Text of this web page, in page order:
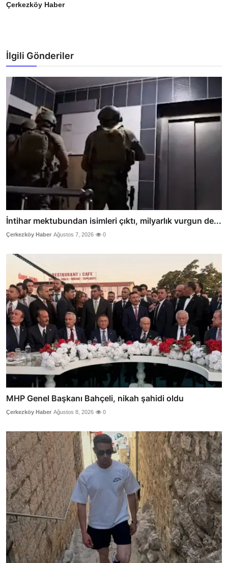
Çerkezköy Haber
İlgili Gönderiler
İntihar mektubundan isimleri çıktı, milyarlık vurgun de...
Çerkezköy Haber Ağustos 7, 2026 0
MHP Genel Başkanı Bahçeli, nikah şahidi oldu
Çerkezköy Haber Ağustos 8, 2026 0